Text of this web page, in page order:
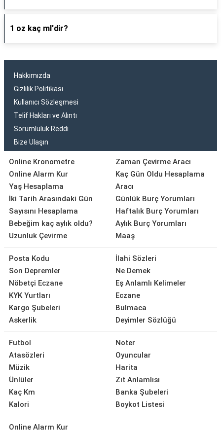
1 oz kaç ml'dir?
Hakkımızda
Gizlilik Politikası
Kullanıcı Sözleşmesi
Telif Hakları ve Alıntı
Sorumluluk Reddi
Bize Ulaşın
Online Kronometre
Online Alarm Kur
Yaş Hesaplama
İki Tarih Arasındaki Gün
Sayısını Hesaplama
Bebeğim kaç aylık oldu?
Uzunluk Çevirme
Zaman Çevirme Aracı
Kaç Gün Oldu Hesaplama
Aracı
Günlük Burç Yorumları
Haftalık Burç Yorumları
Aylık Burç Yorumları
Maaş
Posta Kodu
Son Depremler
Nöbetçi Eczane
KYK Yurtları
Kargo Şubeleri
Askerlik
İlahi Sözleri
Ne Demek
Eş Anlamlı Kelimeler
Eczane
Bulmaca
Deyimler Sözlüğü
Futbol
Atasözleri
Müzik
Ünlüler
Kaç Km
Kalori
Noter
Oyuncular
Harita
Zıt Anlamlısı
Banka Şubeleri
Boykot Listesi
Online Alarm Kur